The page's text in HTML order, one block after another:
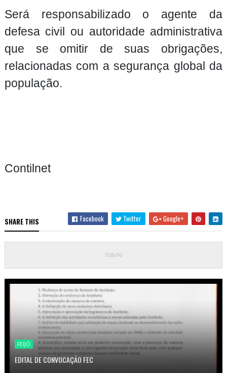
Será responsabilizado o agente da
defesa civil ou autoridade administrativa
que se omitir de suas obrigações,
relacionadas com a segurança global da
população.
Contilnet
SHARE THIS Facebook Twitter Google+
FEIJÓ
EDITAL DE CONVOCAÇÃO FEC